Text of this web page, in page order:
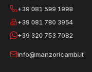
+39 081 599 1998
+39 081 780 3954
+39 320 753 7082
info@manzoricambi.it